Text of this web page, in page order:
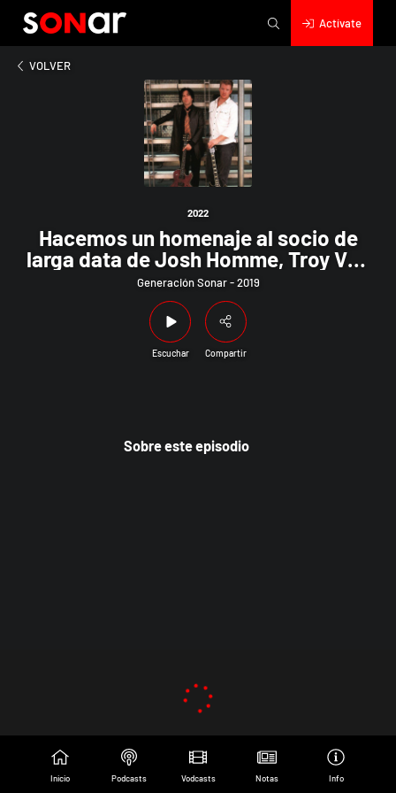
Actívate
VOLVER
2022
Hacemos un homenaje al socio de
larga data de Josh Homme, Troy Van
Leeuwen; recordamos el maravilloso
soundtrack de Peaky Blinders; y
retrocedemos hasta los inicios de
Queen.
Generación Sonar - 2019
Escuchar Compartir
2022
un homenaje al socio de larga data de Josh Homme, Troy
Sobre este episodio
Inicio Podcasts Vodcasts Notas Info